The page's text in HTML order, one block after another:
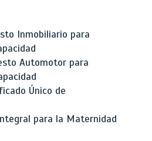
Inmobiliario para
Automotor para
Único de
para la Maternidad